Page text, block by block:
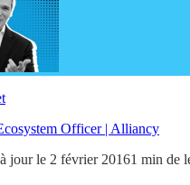
Officer | Alliancy
jour le 2 février 20161 min de